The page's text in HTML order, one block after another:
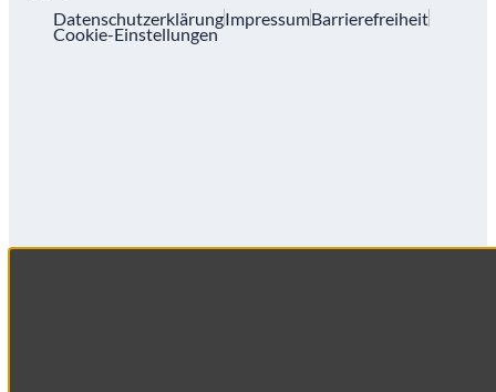
DatenschutzerklärungImpressumBarrierefreiheit
Cookie-Einstellungen